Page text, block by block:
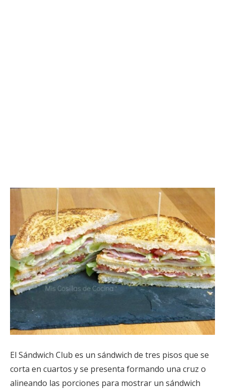
El Sándwich Club es un sándwich de tres pisos que se
corta en cuartos y se presenta formando una cruz o
alineando las porciones para mostrar un sándwich